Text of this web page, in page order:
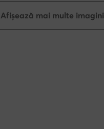
Afișează mai multe imagini